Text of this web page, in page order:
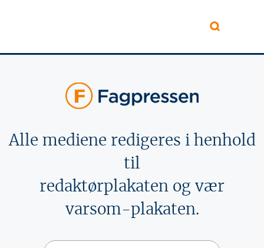
Alle mediene redigeres i henhold
til
redaktørplakaten og vær
varsom-plakaten.